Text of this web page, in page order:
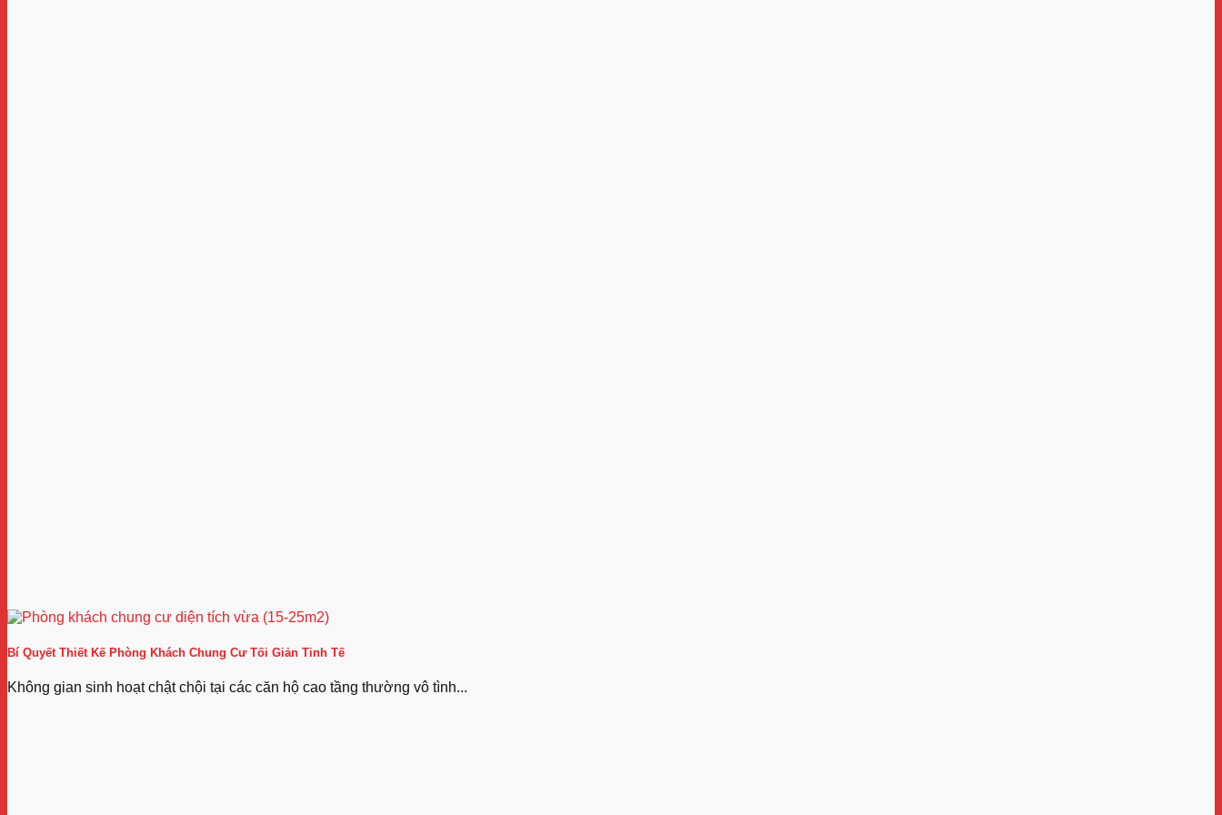
Bí Quyết Thiết Kế Phòng Khách Chung Cư Tối Giản Tinh Tế
Không gian sinh hoạt chật chội tại các căn hộ cao tầng thường vô tình...